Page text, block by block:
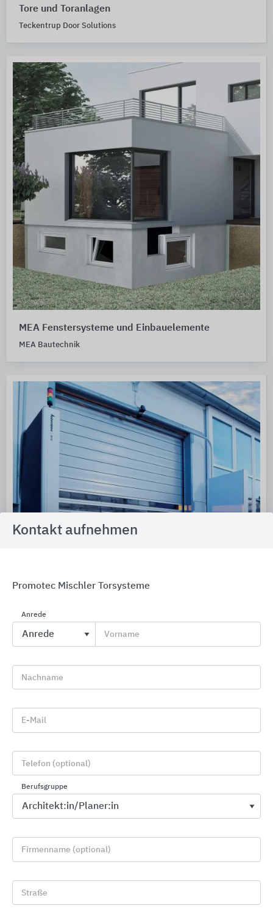
Tore und Toranlagen
Teckentrup Door Solutions
MEA Fenstersysteme und Einbauelemente
MEA Bautechnik
Schnelllauftore für Industrie und Produktion
EFAFLEX Tor- und Sicherheitssysteme
Kontakt aufnehmen
Promotec Mischler Torsysteme
Anrede
Vorname
Nachname
E-Mail
Telefon (optional)
Berufsgruppe
Firmenname (optional)
Straße